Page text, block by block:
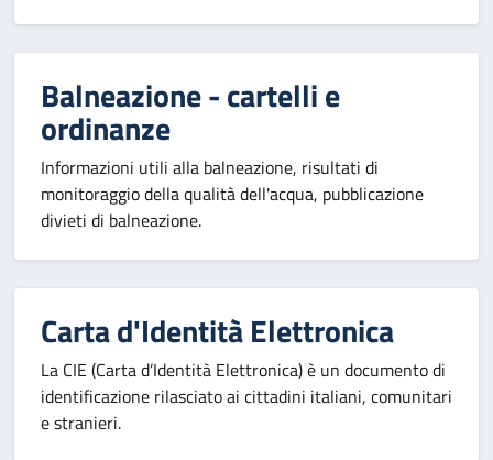
Balneazione - cartelli e
ordinanze
Informazioni utili alla balneazione, risultati di
monitoraggio della qualità dell'acqua, pubblicazione
divieti di balneazione.
Carta d'Identità Elettronica
La CIE (Carta d’Identità Elettronica) è un documento di
identificazione rilasciato ai cittadini italiani, comunitari
e stranieri.